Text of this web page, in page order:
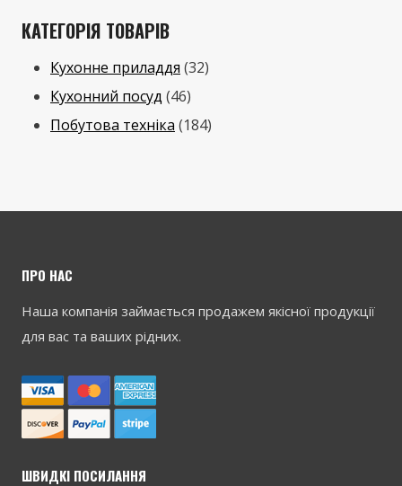
КАТЕГОРІЯ ТОВАРІВ
Кухонне приладдя 323
т
а
Кухонний посуд 464
6
в
Побутова техніка 1841
т
р
ПРО НАС
Наша компанія займається продажем якісної продукції
для вас та ваших рідних.
ШВИДКІ ПОСИЛАННЯ